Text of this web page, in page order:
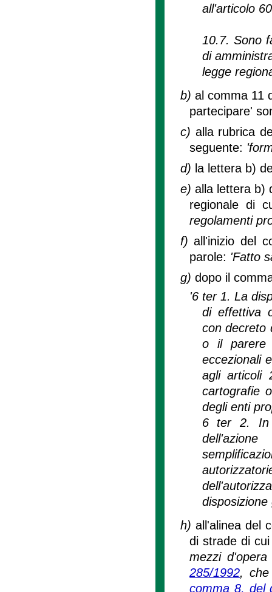
all'articolo
10.7. Sono
di
legge
b) al comma 11
partecipare'
c) alla rubrica
seguente:
d) la lettera b)
e) alla lettera b)
regionale di
regolamenti
f)all'inizio del
parole: 'Fatto
g) dopo il
'6 ter 1. La
di effettiva
con decreto
o il parere
eccezionali
agli
cartografie
degli enti
6 ter 2. In
h) all'alinea del
di strade di
mezzi
285/1992,
comma 8, del